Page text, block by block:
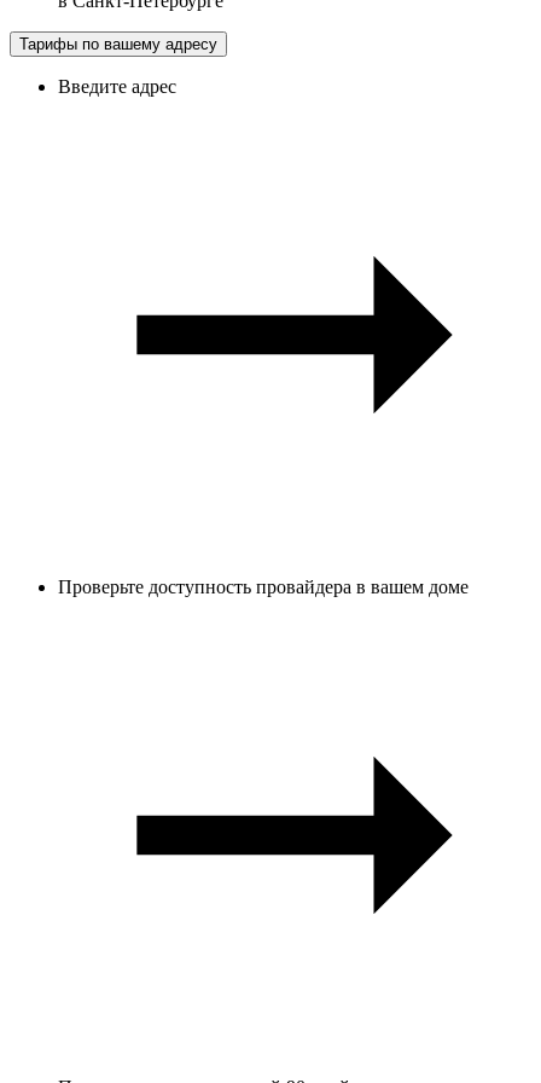
Тарифы по вашему адресу
Введите адрес
Проверьте доступность провайдера в вашем доме